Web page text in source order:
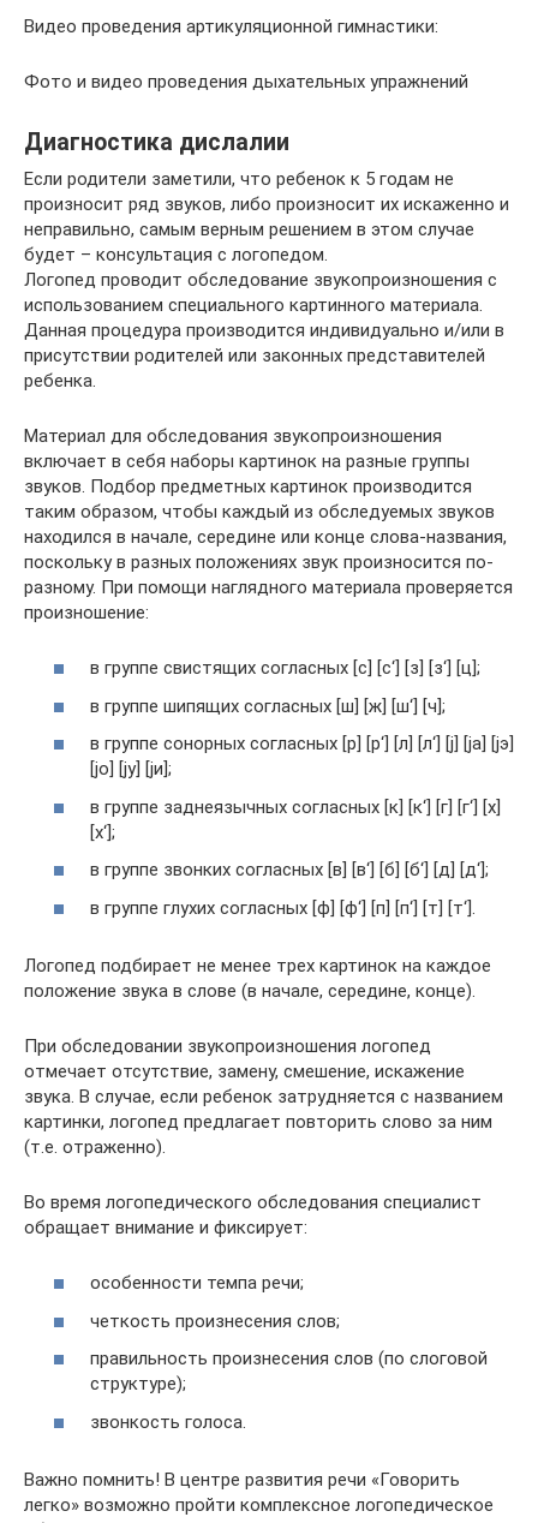
Видео проведения артикуляционной гимнастики:
Фото и видео проведения дыхательных упражнений
Диагностика дислалии
Если родители заметили, что ребенок к 5 годам не
произносит ряд звуков, либо произносит их искаженно и
неправильно, самым верным решением в этом случае
будет – консультация с логопедом.
Логопед проводит обследование звукопроизношения с
использованием специального картинного материала.
Данная процедура производится индивидуально и/или в
присутствии родителей или законных представителей
ребенка.
Материал для обследования звукопроизношения
включает в себя наборы картинок на разные группы
звуков. Подбор предметных картинок производится
таким образом, чтобы каждый из обследуемых звуков
находился в начале, середине или конце слова-названия,
поскольку в разных положениях звук произносится по-
разному. При помощи наглядного материала проверяется
произношение:
в группе свистящих согласных [с] [с‘] [з] [з‘] [ц];
в группе шипящих согласных [ш] [ж] [ш‘] [ч];
в группе сонорных согласных [р] [р‘] [л] [л‘] [j] [ja] [jэ]
[jo] [jy] [jи];
в группе заднеязычных согласных [к] [к‘] [г] [г‘] [х]
[х‘];
в группе звонких согласных [в] [в‘] [б] [б‘] [д] [д‘];
в группе глухих согласных [ф] [ф‘] [п] [п‘] [т] [т‘].
Логопед подбирает не менее трех картинок на каждое
положение звука в слове (в начале, середине, конце).
При обследовании звукопроизношения логопед
отмечает отсутствие, замену, смешение, искажение
звука. В случае, если ребенок затрудняется с названием
картинки, логопед предлагает повторить слово за ним
(т.е. отраженно).
Во время логопедического обследования специалист
обращает внимание и фиксирует:
особенности темпа речи;
четкость произнесения слов;
правильность произнесения слов (по слоговой
структуре);
звонкость голоса.
Важно помнить! В центре развития речи «Говорить
легко» возможно пройти комплексное логопедическое